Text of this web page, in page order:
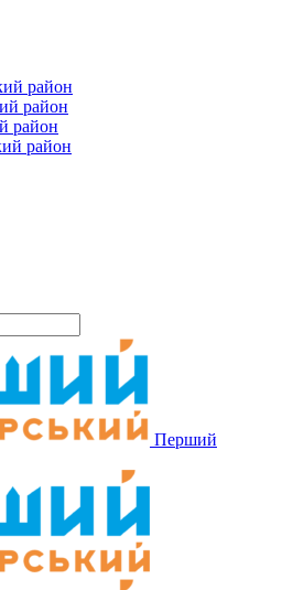
район
район
район
район
Перший